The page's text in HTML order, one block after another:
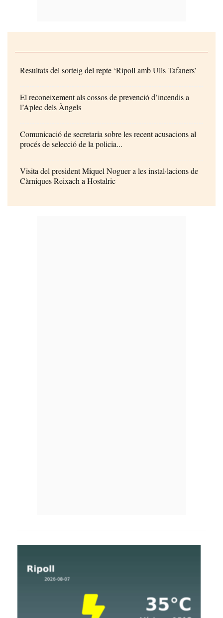
Resultats del sorteig del repte ‘Ripoll amb Ulls Tafaners’
El reconeixement als cossos de prevenció d’incendis a
l’Aplec dels Àngels
Comunicació de secretaria sobre les recent acusacions al
procés de selecció de la policia...
Visita del president Miquel Noguer a les instal·lacions de
Càrniques Reixach a Hostalric